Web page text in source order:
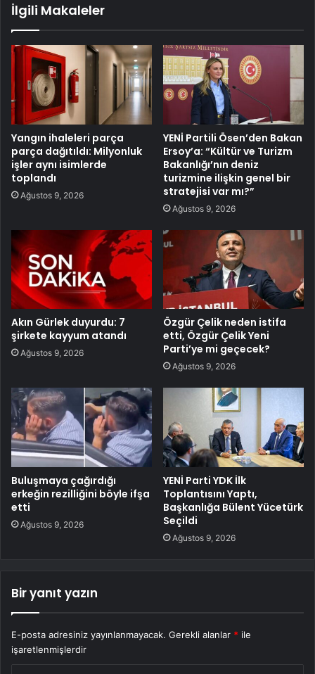
İlgili Makaleler
Yangın ihaleleri parça
parça dağıtıldı: Milyonluk
işler aynı isimlerde
toplandı
Ağustos 9, 2026
YENİ Partili Ösen’den Bakan
Ersoy’a: “Kültür ve Turizm
Bakanlığı’nın deniz
turizmine ilişkin genel bir
stratejisi var mı?”
Ağustos 9, 2026
Akın Gürlek duyurdu: 7
şirkete kayyum atandı
Ağustos 9, 2026
Özgür Çelik neden istifa
etti, Özgür Çelik Yeni
Parti’ye mi geçecek?
Ağustos 9, 2026
Buluşmaya çağırdığı
erkeğin rezilliğini böyle ifşa
etti
Ağustos 9, 2026
YENİ Parti YDK İlk
Toplantısını Yaptı,
Başkanlığa Bülent Yücetürk
Seçildi
Ağustos 9, 2026
Bir yanıt yazın
E-posta adresiniz yayınlanmayacak. Gerekli alanlar * ile
işaretlenmişlerdir